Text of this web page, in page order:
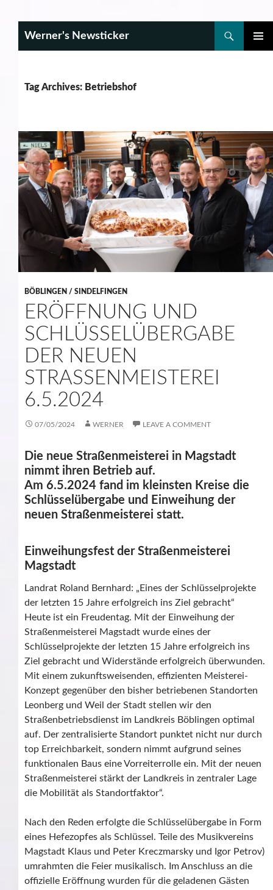
Werner's Newsticker
Tag Archives: Betriebshof
BÖBLINGEN / SINDELFINGEN
ERÖFFNUNG UND
SCHLÜSSELÜBERGABE
DER NEUEN
STRASSENMEISTEREI 6
.5.2024
07/05/2024 WERNER LEAVE A COMMENT
Die neue Straßenmeisterei in Magstadt
nimmt ihren Betrieb auf.
Am 6.5.2024 fand im kleinsten Kreise die
Schlüsselübergabe und Einweihung der
neuen Straßenmeisterei statt.
Einweihungsfest der Straßenmeisterei
Magstadt
Landrat Roland Bernhard: „Eines der Schlüsselprojekte
der letzten 15 Jahre erfolgreich ins Ziel gebracht“
Heute ist ein Freudentag. Mit der Einweihung der
Straßenmeisterei Magstadt wurde eines der
Schlüsselprojekte der letzten 15 Jahre erfolgreich ins
Ziel gebracht und Widerstände erfolgreich überwunden.
Mit einem zukunftsweisenden, effizienten Meisterei-
Konzept gegenüber den bisher betriebenen Standorten
Leonberg und Weil der Stadt stellen wir den
Straßenbetriebsdienst im Landkreis Böblingen optimal
auf. Der zentralisierte Standort punktet nicht nur durch
top Erreichbarkeit, sondern nimmt aufgrund seines
funktionalen Baus eine Vorreiterrolle ein. Mit der neuen
Straßenmeisterei stärkt der Landkreis in zentraler Lage
die Mobilität als Standortfaktor“.
Nach den Reden erfolgte die Schlüsselübergabe in Form
eines Hefezopfes als Schlüssel. Teile des Musikvereins
Magstadt Klaus und Peter Kreczmarsky und Igor Petrov)
umrahmten die Feier musikalisch. Im Anschluss an die
offizielle Eröffnung wurden für die geladenen Gästen